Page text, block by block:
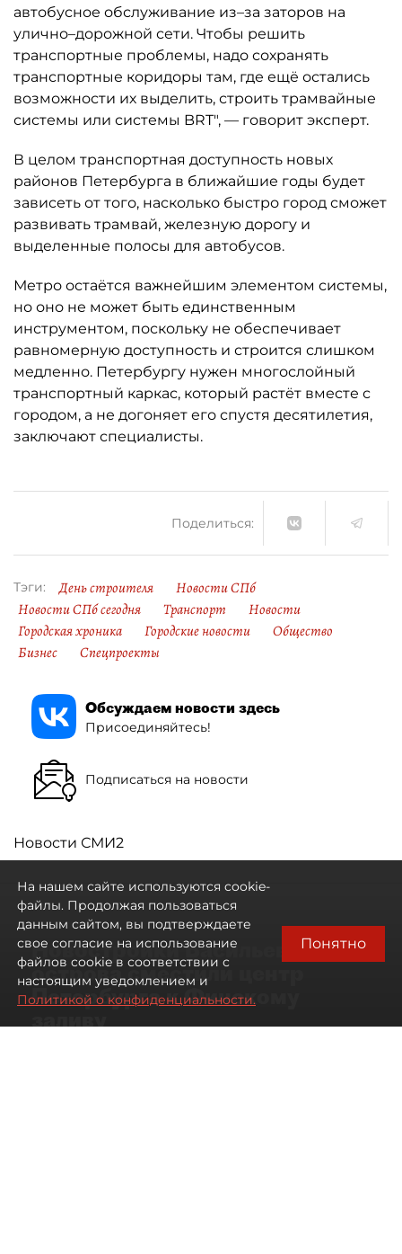
автобусное обслуживание из–за заторов на
улично–дорожной сети. Чтобы решить
транспортные проблемы, надо сохранять
транспортные коридоры там, где ещё остались
возможности их выделить, строить трамвайные
системы или системы BRT", — говорит эксперт.
В целом транспортная доступность новых
районов Петербурга в ближайшие годы будет
зависеть от того, насколько быстро город сможет
развивать трамвай, железную дорогу и
выделенные полосы для автобусов.
Метро остаётся важнейшим элементом системы,
но оно не может быть единственным
инструментом, поскольку не обеспечивает
равномерную доступность и строится слишком
медленно. Петербургу нужен многослойный
транспортный каркас, который растёт вместе с
городом, а не догоняет его спустя десятилетия,
заключают специалисты.
Поделиться:
Тэги: День строителя
Новости СПб
Новости СПб сегодня
Транспорт
Новости
Городская хроника
Городские новости
Общество
Бизнес
Спецпроекты
Обсуждаем новости здесь
Присоединяйтесь!
Подписаться на новости
Новости СМИ2
Новостройки Васильевского
острова сместили центр
Петербурга к Финскому
заливу
На нашем сайте используются cookie-
файлы. Продолжая пользоваться
данным сайтом, вы подтверждаете
свое согласие на использование
файлов cookie в соответствии с
настоящим уведомлением и
Политикой о конфиденциальности.
Понятно